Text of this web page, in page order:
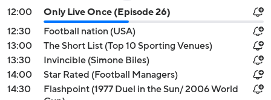
12:00
Only Live Once (Episode 26)
12:30
Football nation (USA)
13:00
The Short List (Top 10 Sporting Venues)
13:30
Invincible (Simone Biles)
14:00
Star Rated (Football Managers)
14:30
Flashpoint (1977 Duel in the Sun/ 2006 World